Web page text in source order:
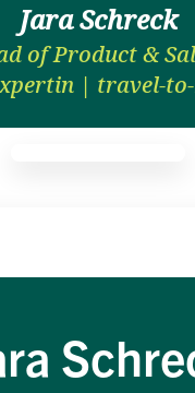
Jara Schreck
of Product &
| travel-